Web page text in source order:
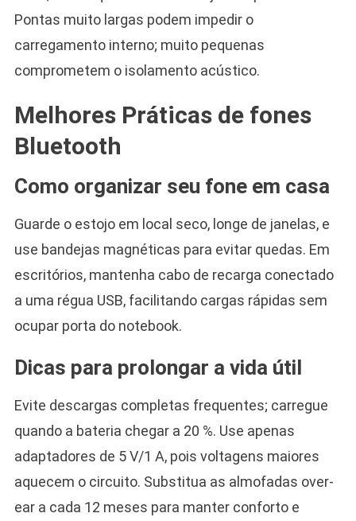
Pontas muito largas podem impedir o
carregamento interno; muito pequenas
comprometem o isolamento acústico.
Melhores Práticas de fones
Bluetooth
Como organizar seu fone em casa
Guarde o estojo em local seco, longe de janelas, e
use bandejas magnéticas para evitar quedas. Em
escritórios, mantenha cabo de recarga conectado
a uma régua USB, facilitando cargas rápidas sem
ocupar porta do notebook.
Dicas para prolongar a vida útil
Evite descargas completas frequentes; carregue
quando a bateria chegar a 20 %. Use apenas
adaptadores de 5 V/1 A, pois voltagens maiores
aquecem o circuito. Substitua as almofadas over-
ear a cada 12 meses para manter conforto e